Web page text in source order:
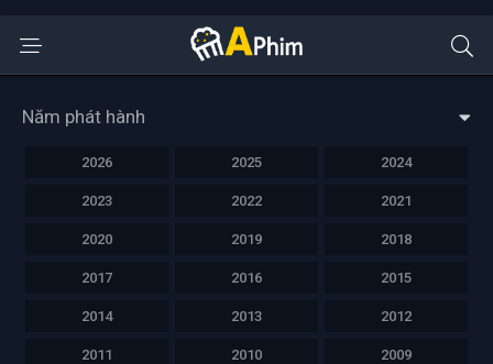
Năm phát hành
2026 2025 2024
2023 2022 2021
2020 2019 2018
2017 2016 2015
2014 2013 2012
2011 2010 2009